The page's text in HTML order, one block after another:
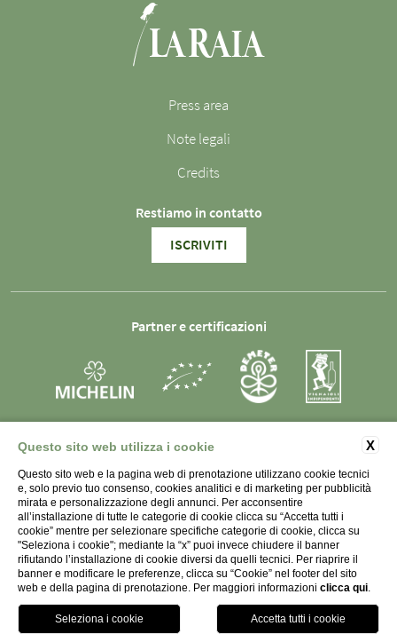
Press area
Note legali
Credits
Restiamo in contatto
ISCRIVITI
Partner e certificazioni
SOCIETÀ AGRICOLA LA RAIA s.s. - P.IVA 01998450066 -
Strada Monterotondo 79, 15067 Novi Ligure (AL)
Italia
X
Questo sito web utilizza i cookie
Questo sito web e la pagina web di prenotazione utilizzano cookie tecnici
e, solo previo tuo consenso, cookies analitici e di marketing per pubblicità
mirata e personalizzazione degli annunci. Per acconsentire
all’installazione di tutte le categorie di cookie clicca su “Accetta tutti i
cookie” mentre per selezionare specifiche categorie di cookie, clicca su
"Seleziona i cookie"; mediante la “x” puoi invece chiudere il banner
rifiutando l’installazione di cookie diversi da quelli tecnici. Per riaprire il
banner e modificare le preferenze, clicca su “Cookie” nel footer del sito
web e della pagina di prenotazione. Per maggiori informazioni clicca qui.